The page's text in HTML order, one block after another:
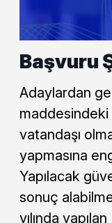
Başvuru
Adaylardan
maddesindeki
vatandaşı
yapmasına
Yapılacak
sonuç
yılında